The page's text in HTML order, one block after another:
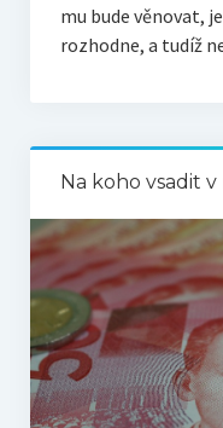
mu bude věnovat,
rozhodne, a tudíž
Na koho vsadit v